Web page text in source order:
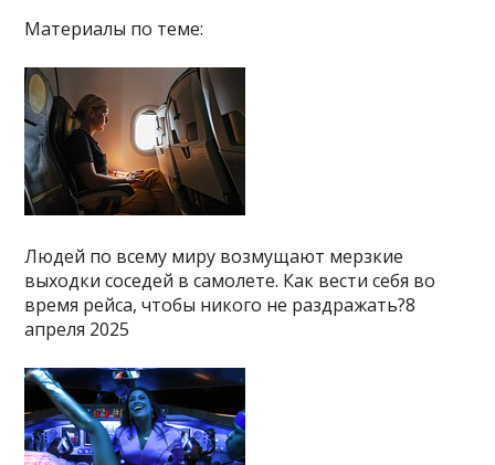
Материалы по теме:
Людей по всему миру возмущают мерзкие
выходки соседей в самолете. Как вести себя во
время рейса, чтобы никого не раздражать?8
апреля 2025